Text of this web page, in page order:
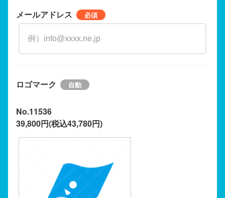
メールアドレス
ロゴマーク
No.11536
39,800円(税込43,780円)